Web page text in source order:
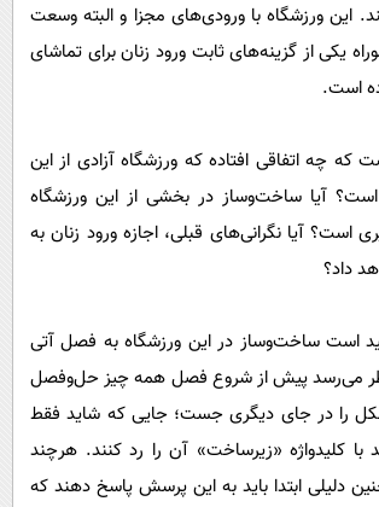
این ورزشگاه با ورودی‌های مجزا و البته وسعت
یکی از گزینه‌های ثابت ورود زنان برای تماشای
است.
که چه اتفاقی افتاده که ورزشگاه آزادی از این
آیا ساخت‌وساز در بخشی از این ورزشگاه
است؟ آیا نگرانی‌های قبلی، اجازه ورود زنان به
داد؟
است ساخت‌وساز در این ورزشگاه به فصل آتی
می‌رسد پیش از شروع فصل همه چیز حل‌وفصل
را در جای دیگری جست؛ جایی که شاید فقط
با کلیدواژه «زیرساخت» آن را رد کنند. هرچند
دلیلی ابتدا باید به این پرسش پاسخ دهند که